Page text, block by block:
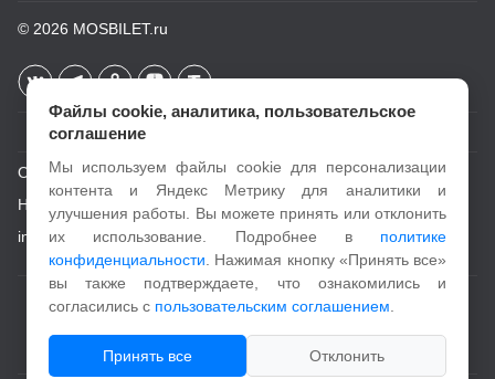
© 2026 MOSBILET.ru
О проекте
Новости
info@mosbilet.ru
Пользовательское соглашение
Политика конфиденциальности
Файлы cookie, аналитика, пользовательское
соглашение
Мы используем файлы cookie для персонализации
контента и Яндекс Метрику для аналитики и
улучшения работы. Вы можете принять или отклонить
их использование. Подробнее в политике
конфиденциальности . Нажимая кнопку «Принять все»
вы также подтверждаете, что ознакомились и
согласились с пользовательским соглашением
Принять все Отклонить